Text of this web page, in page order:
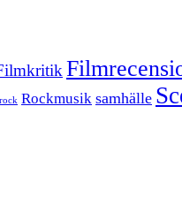
rock Rockmusik samhälle